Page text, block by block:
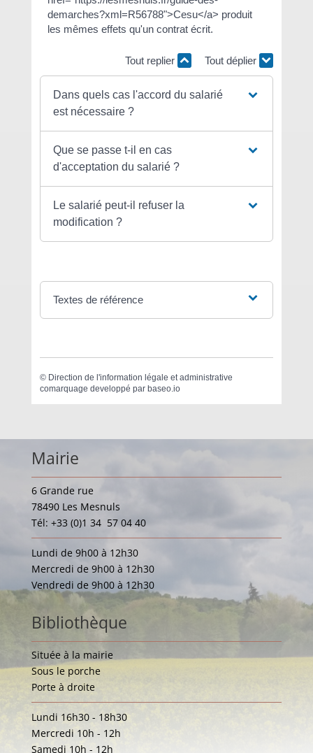
demarches?xml=R56788">Cesu</a> produit
les mêmes effets qu'un contrat écrit.
Tout replier Tout déplier
Dans quels cas l'accord du salarié
est nécessaire ?
Que se passe t-il en cas
d'acceptation du salarié ?
Le salarié peut-il refuser la
modification ?
Textes de référence
© Direction de l'information légale et administrative
comarquage developpé par baseo.io
Mairie
6 Grande rue
78490 Les Mesnuls
Tél: +33 (0)1 34 57 04 40
Lundi de 9h00 à 12h30
Mercredi de 9h00 à 12h30
Vendredi de 9h00 à 12h30
Bibliothèque
Située à la mairie
Sous le porche
Porte à droite
Lundi 16h30 - 18h30
Mercredi 10h - 12h
Samedi 10h - 12h